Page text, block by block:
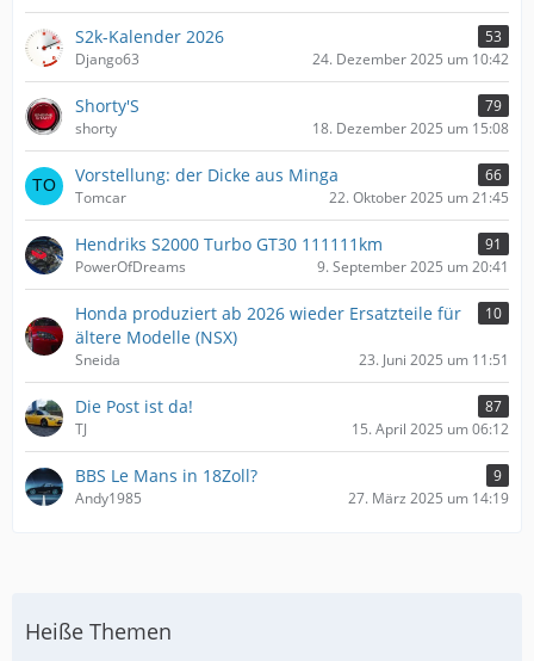
S2k-Kalender 2026
53
Django63
24. Dezember 2025 um 10:42
Shorty'S
79
shorty
18. Dezember 2025 um 15:08
Vorstellung: der Dicke aus Minga
66
Tomcar
22. Oktober 2025 um 21:45
Hendriks S2000 Turbo GT30 111111km
91
PowerOfDreams
9. September 2025 um 20:41
Honda produziert ab 2026 wieder Ersatzteile für
ältere Modelle (NSX)
10
Sneida 23. Juni 2025 um 11:51
Die Post ist da!
87
TJ
15. April 2025 um 06:12
BBS Le Mans in 18Zoll?
9
Andy1985
27. März 2025 um 14:19
Heiße Themen